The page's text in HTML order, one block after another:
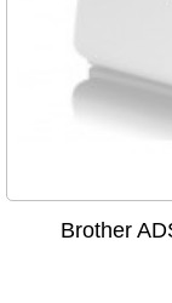
Brother